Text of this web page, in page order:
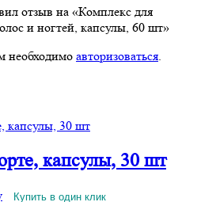
отзыв на «Комплекс для
и ногтей, капсулы, 60 шт»
необходимо авторизоваться.
капсулы, 30 шт
Купить в один клик